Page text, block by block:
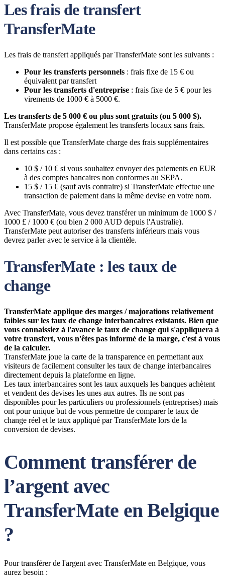
Les frais de transfert
TransferMate
Les frais de transfert appliqués par TransferMate sont les suivants :
Pour les transferts personnels : frais fixe de 15 € ou
équivalent par transfert
Pour les transferts d'entreprise : frais fixe de 5 € pour les
virements de 1000 € à 5000 €.
Les transferts de 5 000 € ou plus sont gratuits (ou 5 000 $).
TransferMate propose également les transferts locaux sans frais.
Il est possible que TransferMate charge des frais supplémentaires
dans certains cas :
10 $ / 10 € si vous souhaitez envoyer des paiements en EUR
à des comptes bancaires non conformes au SEPA.
15 $ / 15 € (sauf avis contraire) si TransferMate effectue une
transaction de paiement dans la même devise en votre nom.
Avec TransferMate, vous devez transférer un minimum de 1000 $ /
1000 £ / 1000 € (ou bien 2 000 AUD depuis l'Australie).
TransferMate peut autoriser des transferts inférieurs mais vous
devrez parler avec le service à la clientèle.
TransferMate : les taux de
change
TransferMate applique des marges / majorations relativement
faibles sur les taux de change interbancaires existants. Bien que
vous connaissiez à l'avance le taux de change qui s'appliquera à
votre transfert, vous n'êtes pas informé de la marge, c'est à vous
de la calculer.
TransferMate joue la carte de la transparence en permettant aux
visiteurs de facilement consulter les taux de change interbancaires
directement depuis la plateforme en ligne.
Les taux interbancaires sont les taux auxquels les banques achètent
et vendent des devises les unes aux autres. Ils ne sont pas
disponibles pour les particuliers ou professionnels (entreprises) mais
ont pour unique but de vous permettre de comparer le taux de
change réel et le taux appliqué par TransferMate lors de la
conversion de devises.
Comment transférer de
l’argent avec
TransferMate en Belgique
?
Pour transférer de l'argent avec TransferMate en Belgique, vous
aurez besoin :